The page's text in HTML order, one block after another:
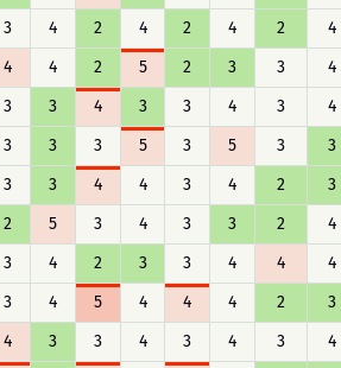
3 4 2 4 2 4 2 4
4 4 2 5 2 3 3 4
3 3 4 3 3 4 3 4
3 3 3 5 3 5 3 3
3 3 4 4 3 4 2 3
2 5 3 4 3 3 2 4
3 4 2 3 3 4 4 4
3 4 5 4 4 4 2 3
4 3 3 4 3 4 3 4